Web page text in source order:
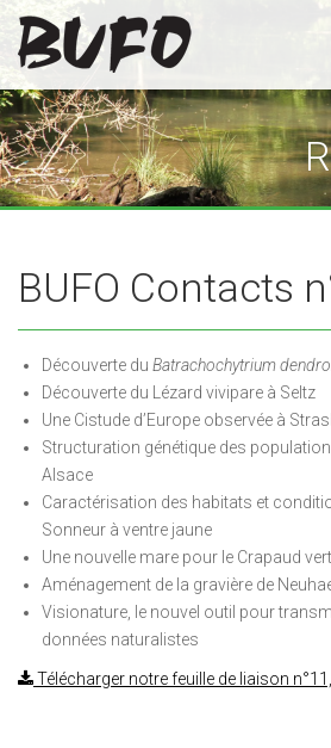
BUFO Contacts
Découverte du Batrachochytrium
Découverte du Lézard vivipare à Seltz
Une Cistude d’Europe observée à
Structuration génétique des
Alsace
Caractérisation des habitats et
Sonneur à ventre jaune
Une nouvelle mare pour le Crapaud
Aménagement de la gravière de
Visionature, le nouvel outil pour
données naturalistes
Télécharger notre feuille de liaison